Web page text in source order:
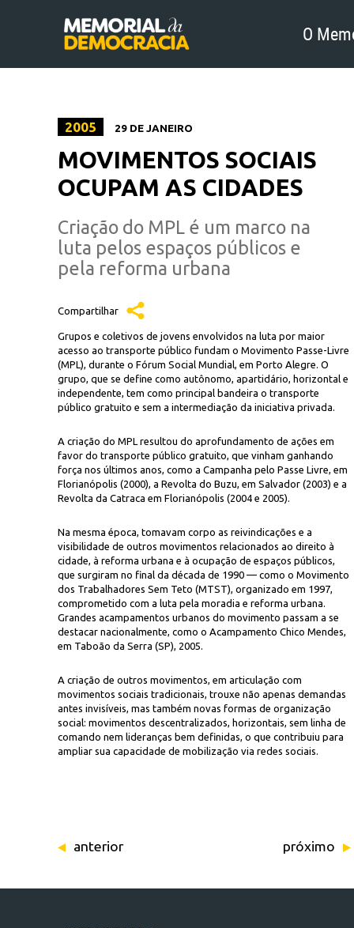
O
2005 29 DE JANEIRO
MOVIMENTOS SOCIAIS
OCUPAM AS CIDADES
Criação do MPL é um marco na
luta pelos espaços públicos e
pela reforma urbana
Compartilhar
Grupos e coletivos de jovens envolvidos na luta por maior
acesso ao transporte público fundam o Movimento Passe-Livre
(MPL), durante o Fórum Social Mundial, em Porto Alegre. O
grupo, que se define como autônomo, apartidário, horizontal e
independente, tem como principal bandeira o transporte
público gratuito e sem a intermediação da iniciativa privada.
A criação do MPL resultou do aprofundamento de ações em
favor do transporte público gratuito, que vinham ganhando
força nos últimos anos, como a Campanha pelo Passe Livre, em
Florianópolis (2000), a Revolta do Buzu, em Salvador (2003) e a
Revolta da Catraca em Florianópolis (2004 e 2005).
Na mesma época, tomavam corpo as reivindicações e a
visibilidade de outros movimentos relacionados ao direito à
cidade, à reforma urbana e à ocupação de espaços públicos,
que surgiram no final da década de 1990 — como o Movimento
dos Trabalhadores Sem Teto (MTST), organizado em 1997,
comprometido com a luta pela moradia e reforma urbana.
Grandes acampamentos urbanos do movimento passam a se
destacar nacionalmente, como o Acampamento Chico Mendes,
em Taboão da Serra (SP), 2005.
A criação de outros movimentos, em articulação com
movimentos sociais tradicionais, trouxe não apenas demandas
antes invisíveis, mas também novas formas de organização
social: movimentos descentralizados, horizontais, sem linha de
comando nem lideranças bem definidas, o que contribuiu para
ampliar sua capacidade de mobilização via redes sociais.
anterior próximo
Social Mundial de 2005, em Porto Alegre
Site